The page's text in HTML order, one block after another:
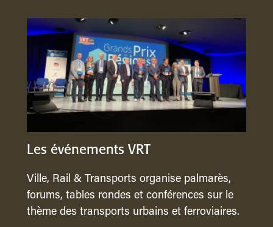
Les événements VRT
Ville, Rail & Transports organise palmarès,
forums, tables rondes et conférences sur le
thème des transports urbains et ferroviaires.